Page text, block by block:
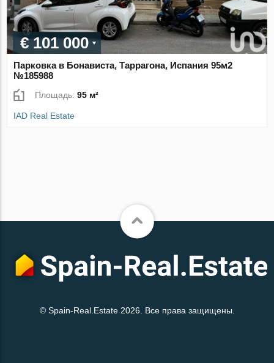
€ 101 000
Парковка в Бонависта, Таррагона, Испания 95м2
№185988
Площадь:95 м²
IAD Real Estate
© Spain-Real.Estate 2026. Все права защищены.